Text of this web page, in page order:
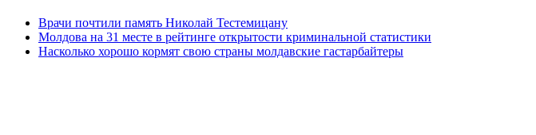
Врачи почтили память Николай Тестемицану
Молдова на 31 месте в рейтинге открытости криминальной статистики
Насколько хорошо кормят свою страны молдавские гастарбайтеры